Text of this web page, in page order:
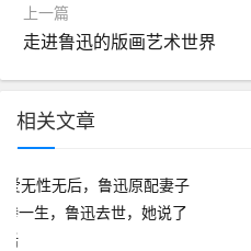
上一篇
走进鲁迅的版画艺术世界
相关文章